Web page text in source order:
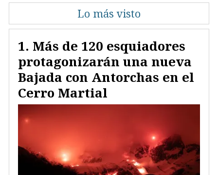
Lo más visto
Más de 120 esquiadores
protagonizarán una nueva
Bajada con Antorchas en el
Cerro Martial